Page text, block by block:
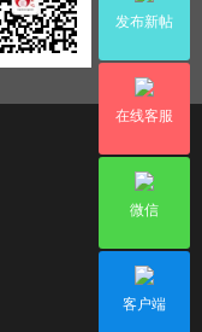
发布新帖
在线客服
微信
客户端